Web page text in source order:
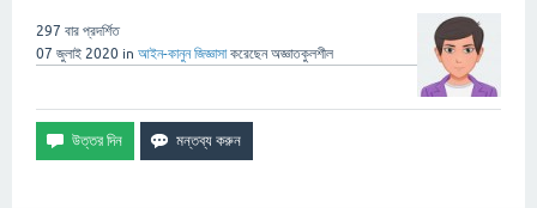
297 বার প্রদর্শিত
07 জুলাই 2020 in আইন-কানুন জিজ্ঞাসা করেছেনঅজ্ঞাতকুলশীল